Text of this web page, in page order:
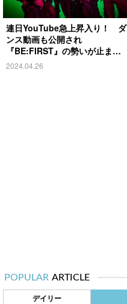
連日YouTube急上昇入り！ ダ
ンス動画も公開され
『BE:FIRST』の勢いが止まら
ない
2024.04.26
POPULAR ARTICLE
デイリー